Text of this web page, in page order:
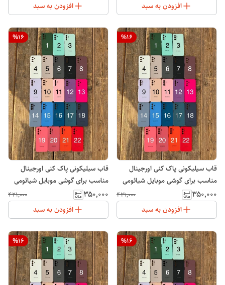
افزودن به سبد افزودن به سبد
%16
قاب سیلیکونی پاک کنی اورجینال
مناسب برای گوشی موبایل شیائومی
Note 13 Pro 5G
۳۵۰٬۰۰۰ ۴۲۱٬۰۰۰
افزودن به سبد
%16
قاب سیلیکونی پاک کنی اورجینال
مناسب برای گوشی موبایل شیائومی
Note 13 Pro 4G
۳۵۰٬۰۰۰ ۴۲۱٬۰۰۰
افزودن به سبد
%16
%16